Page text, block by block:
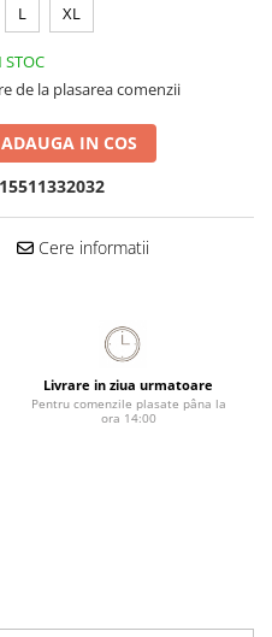
L XL
STOC
de la plasarea comenzii
ADAUGA IN COS
Cere informatii
Livrare in ziua urmatoare
Pentru comenzile plasate pâna la
ora 14:00